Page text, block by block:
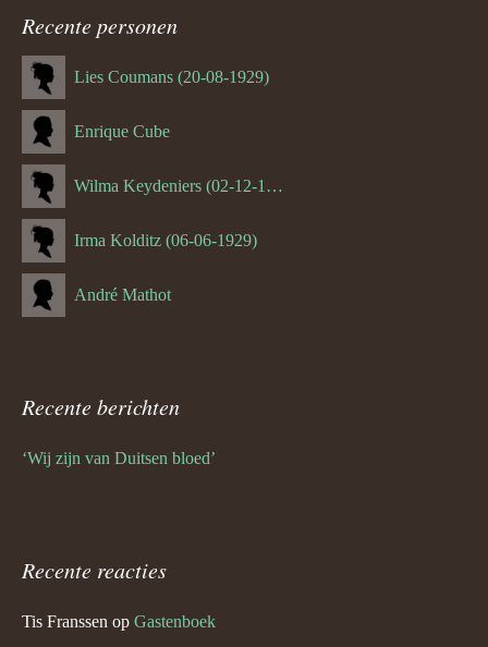
navigatie
Recente personen
Lies Coumans (20-08-1929)
Enrique Cube
Wilma Keydeniers (02-12-1953)
Irma Kolditz (06-06-1929)
André Mathot
Recente berichten
‘Wij zijn van Duitsen bloed’
Recente reacties
Tis Franssen op Gastenboek